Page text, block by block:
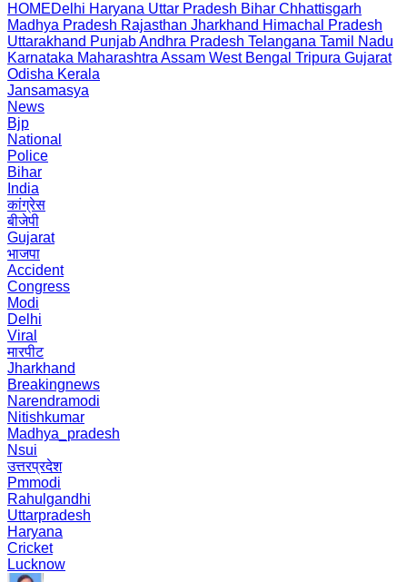
HOMEDelhi Haryana Uttar Pradesh Bihar Chhattisgarh
Madhya Pradesh Rajasthan Jharkhand Himachal Pradesh
Uttarakhand PunjabAndhra Pradesh Telangana Tamil Nadu
Karnataka Maharashtra Assam West Bengal Tripura Gujarat
Odisha Kerala
Jansamasya
News
Bjp
National
Police
Bihar
India
कांग्रेस
बीजेपी
Gujarat
भाजपा
Accident
Congress
Modi
Delhi
Viral
मारपीट
Jharkhand
Breakingnews
Narendramodi
Nitishkumar
Madhya_pradesh
Nsui
उत्तरप्रदेश
Pmmodi
Rahulgandhi
Uttarpradesh
Haryana
Cricket
Lucknow